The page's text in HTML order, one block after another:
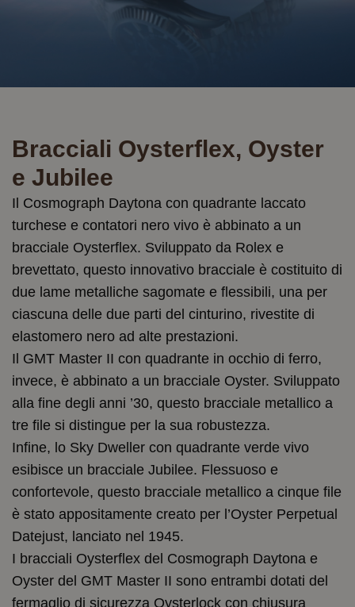
Bracciali Oysterflex, Oyster
e Jubilee
Il Cosmograph Daytona con quadrante laccato
turchese e contatori nero vivo è abbinato a un
bracciale Oysterflex. Sviluppato da Rolex e
brevettato, questo innovativo bracciale è costituito di
due lame metalliche sagomate e flessibili, una per
ciascuna delle due parti del cinturino, rivestite di
elastomero nero ad alte prestazioni.
Il GMT Master II con quadrante in occhio di ferro,
invece, è abbinato a un bracciale Oyster. Sviluppato
alla fine degli anni ’30, questo bracciale metallico a
tre file si distingue per la sua robustezza.
Infine, lo Sky Dweller con quadrante verde vivo
esibisce un bracciale Jubilee. Flessuoso e
confortevole, questo bracciale metallico a cinque file
è stato appositamente creato per l’Oyster Perpetual
Datejust, lanciato nel 1945.
I bracciali Oysterflex del Cosmograph Daytona e
Oyster del GMT Master II sono entrambi dotati del
fermaglio di sicurezza Oysterlock con chiusura